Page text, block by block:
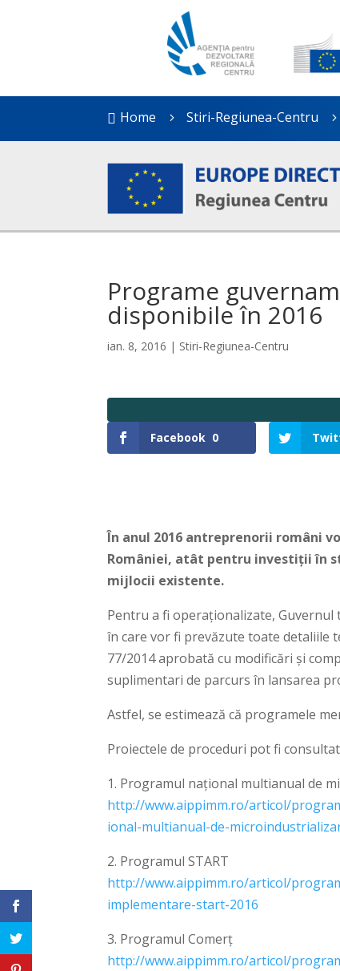
 Home 5 Stiri-Regiunea-Centru 5
Programe
disponibile în 2016
ian. 8, 2016 | Stiri-Regiunea-Centru
Facebook 0
În anul 2016 antreprenorii români
României, atât pentru investiții în
mijlocii existente.
Pentru a fi operaționalizate,
în care vor fi prevăzute toate detaliile
77/2014 aprobată cu modificări și
suplimentari de parcurs în lansarea
Astfel, se estimează că programele
Proiectele de proceduri pot fi
1. Programul național multianual de
http://www.aippimm.ro/articol/
ional-multianual-de-
2. Programul START
http://www.aippimm.ro/articol/
implementare-start-2016
3. Programul Comerț
http://www.aippimm.ro/articol/